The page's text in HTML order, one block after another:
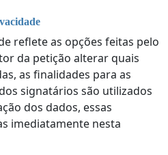
reflete as opções feitas pelo
da petição alterar quais
as finalidades para as
signatários são utilizados
dos dados, essas
imediatamente nesta